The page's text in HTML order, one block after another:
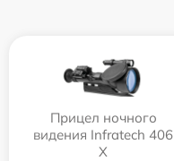
Прицел ночного
видения Infratech 406
Х